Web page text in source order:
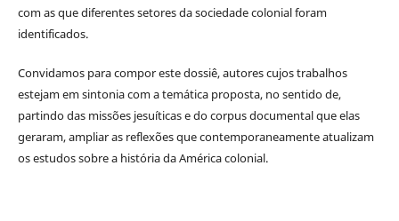
com as que diferentes setores da sociedade colonial foram
identificados.
Convidamos para compor este dossiê, autores cujos trabalhos
estejam em sintonia com a temática proposta, no sentido de,
partindo das missões jesuíticas e do corpus documental que elas
geraram, ampliar as reflexões que contemporaneamente atualizam
os estudos sobre a história da América colonial.